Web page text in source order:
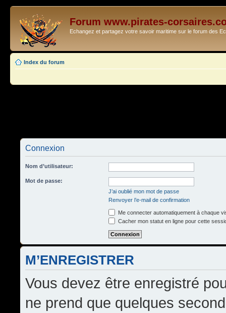
Forum www.pirates-
Echangez et partagez votre savoir maritime sur le forum des
Index du forum
Connexion
Nom d’utilisateur:
Mot de passe:
J’ai oublié mon mot de passe
Renvoyer l’e-mail de confirmation
Me connecter automatiquement à chaque
Cacher mon statut en ligne pour cette
M’ENREGISTRER
Vous devez être enregistré
ne prend que quelques